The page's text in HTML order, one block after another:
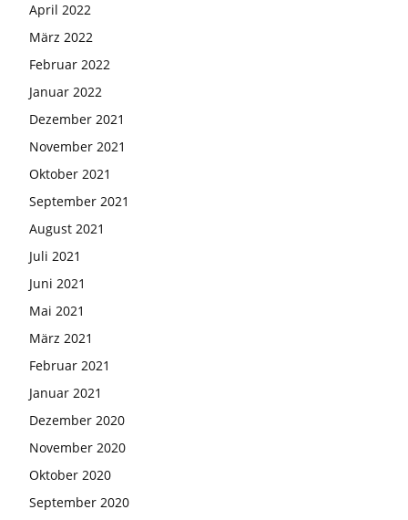
April 2022
März 2022
Februar 2022
Januar 2022
Dezember 2021
November 2021
Oktober 2021
September 2021
August 2021
Juli 2021
Juni 2021
Mai 2021
März 2021
Februar 2021
Januar 2021
Dezember 2020
November 2020
Oktober 2020
September 2020